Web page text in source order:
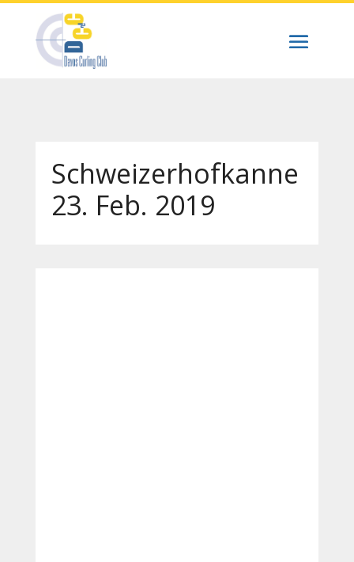
Schweizerhofkanne
23. Feb. 2019